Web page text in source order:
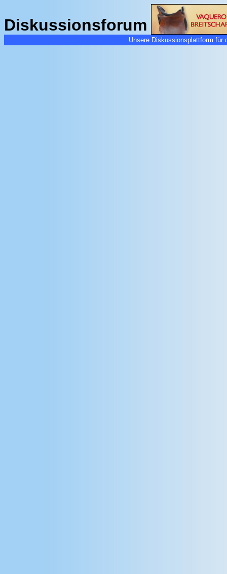
Diskussionsforum
Unsere Diskussionsplattform für